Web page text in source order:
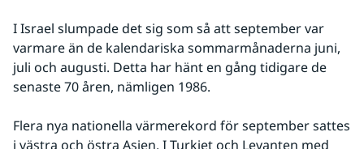
I Israel slumpade det sig som så att september var
varmare än de kalendariska sommarmånaderna juni,
juli och augusti. Detta har hänt en gång tidigare de
senaste 70 åren, nämligen 1986.
Flera nya nationella värmerekord för september sattes
i västra och östra Asien. I Turkiet och Levanten med